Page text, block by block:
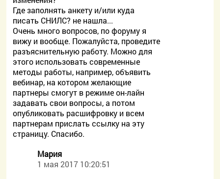
Где заполнять анкету и/или куда
писать СНИЛС? не нашла...
Очень много вопросов, по форуму я
вижу и вообще. Пожалуйста, проведите
разъяснительную работу. Можно для
этого использовать современные
методы работы, например, объявить
вебинар, на котором желающие
партнеры смогут в режиме он-лайн
задавать свои вопросы, а потом
опубликовать расшифровку и всем
партнерам прислать ссылку на эту
страницу. Спасибо.
Мария
1 мая 2017 10:20:51